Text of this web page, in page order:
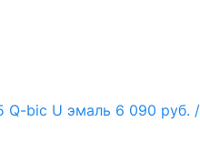
Q-bic U эмаль 6 090 руб. /